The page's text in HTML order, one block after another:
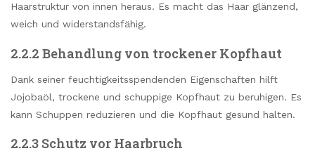
Haarstruktur von innen heraus. Es macht das Haar glänzend,
weich und widerstandsfähig.
2.2.2 Behandlung von trockener Kopfhaut
Dank seiner feuchtigkeitsspendenden Eigenschaften hilft
Jojobaöl, trockene und schuppige Kopfhaut zu beruhigen. Es
kann Schuppen reduzieren und die Kopfhaut gesund halten.
2.2.3 Schutz vor Haarbruch